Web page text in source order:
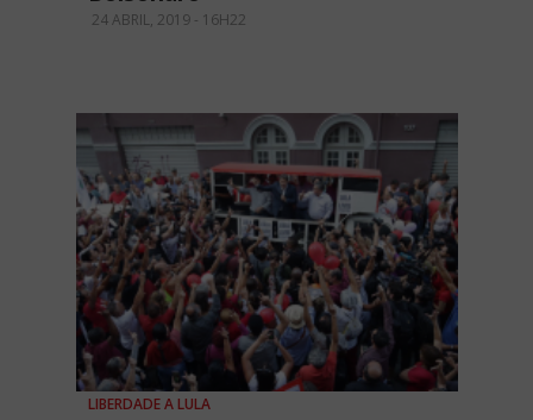
24 ABRIL, 2019 - 16H22
LIBERDADE A LULA